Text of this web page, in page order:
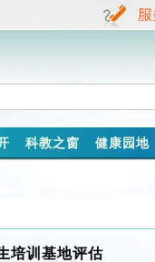
科教之窗 健康园地
培训基地评估